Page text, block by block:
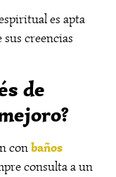
es apta
creencias
de
conbaños
consulta a un